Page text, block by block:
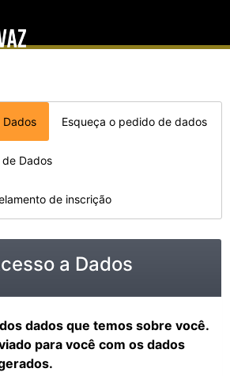
Dados Esqueça o pedido de dados
Dados
de inscrição
a Dados
dados que temos sobre você.
para você com os dados